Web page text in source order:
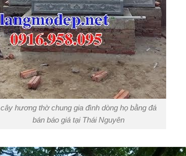
cây hương thờ chung gia đình dòng họ bằng đá
bán báo giá tại Thái Nguyên